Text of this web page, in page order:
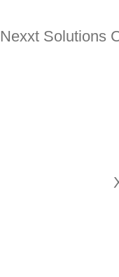
Nexxt Solutions